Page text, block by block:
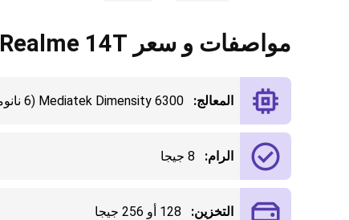
مواصفات و سعر Realme 14T
المعالج: Mediatek Dimensity 6300 (6 نانومتر)
الرام: 8 جيجا
التخزين: 128 أو 256 جيجا